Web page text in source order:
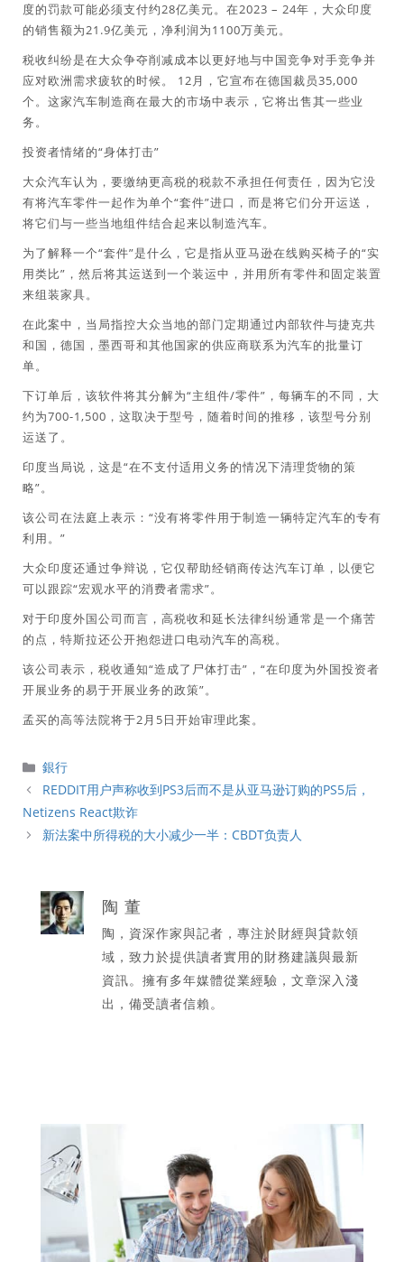
度的罚款可能必须支付约28亿美元。在2023 – 24年，大众印度
的销售额为21.9亿美元，净利润为1100万美元。
税收纠纷是在大众争夺削减成本以更好地与中国竞争对手竞争并
应对欧洲需求疲软的时候。 12月，它宣布在德国裁员35,000
个。这家汽车制造商在最大的市场中表示，它将出售其一些业
务。
投资者情绪的“身体打击”
大众汽车认为，要缴纳更高税的税款不承担任何责任，因为它没
有将汽车零件一起作为单个“套件”进口，而是将它们分开运送，
将它们与一些当地组件结合起来以制造汽车。
为了解释一个“套件”是什么，它是指从亚马逊在线购买椅子的“实
用类比”，然后将其运送到一个装运中，并用所有零件和固定装置
来组装家具。
在此案中，当局指控大众当地的部门定期通过内部软件与捷克共
和国，德国，墨西哥和其他国家的供应商联系为汽车的批量订
单。
下订单后，该软件将其分解为“主组件/零件”，每辆车的不同，大
约为700-1,500，这取决于型号，随着时间的推移，该型号分别
运送了。
印度当局说，这是“在不支付适用义务的情况下清理货物的策
略”。
该公司在法庭上表示：“没有将零件用于制造一辆特定汽车的专有
利用。”
大众印度还通过争辩说，它仅帮助经销商传达汽车订单，以便它
可以跟踪“宏观水平的消费者需求”。
对于印度外国公司而言，高税收和延长法律纠纷通常是一个痛苦
的点，特斯拉还公开抱怨进口电动汽车的高税。
该公司表示，税收通知“造成了尸体打击”，“在印度为外国投资者
开展业务的易于开展业务的政策”。
孟买的高等法院将于2月5日开始审理此案。
分
類
銀行
REDDIT用户声称收到PS3后而不是从亚马逊订购的PS5后，
Netizens React欺诈
新法案中所得税的大小减少一半：CBDT负责人
陶 董
陶，資深作家與記者，專注於財經與貸款領
域，致力於提供讀者實用的財務建議與最新
資訊。擁有多年媒體從業經驗，文章深入淺
出，備受讀者信賴。